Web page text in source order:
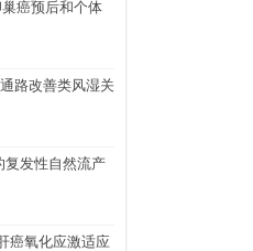
癌预后和个体
路改善类风湿关
复发性自然流产
癌氧化应激适应